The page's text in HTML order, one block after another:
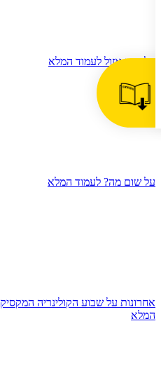
קלאסה אזול לעמוד המלא
על שום מה? לעמוד המלא
אחרונות על שבוע הקולינריה
המלא